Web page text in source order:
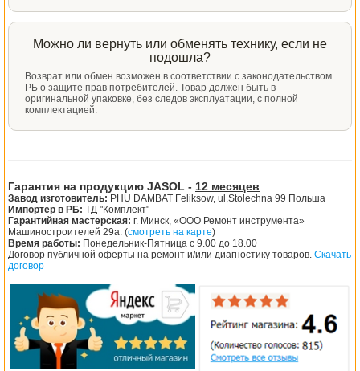
Можно ли вернуть или обменять технику, если не
подошла?
Возврат или обмен возможен в соответствии с законодательством
РБ о защите прав потребителей. Товар должен быть в
оригинальной упаковке, без следов эксплуатации, с полной
комплектацией.
Гарантия на продукцию JASOL - 12 месяцев
Завод изготовитель: PHU DAMBAT Feliksow, ul.Stolechna 99 Польша
Импортер в РБ: ТД "Комплект"
Гарантийная мастерская: г. Минск, «ООО Ремонт инструмента»
Машиностроителей 29а. (смотреть на карте)
Время работы: Понедельник-Пятница с 9.00 до 18.00
Договор публичной оферты на ремонт и/или диагностику товаров. Скачать
договор